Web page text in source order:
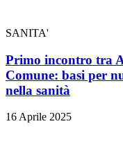
SANITA'
Primo incontro tra
Comune: basi per
nella sanità
16 Aprile 2025